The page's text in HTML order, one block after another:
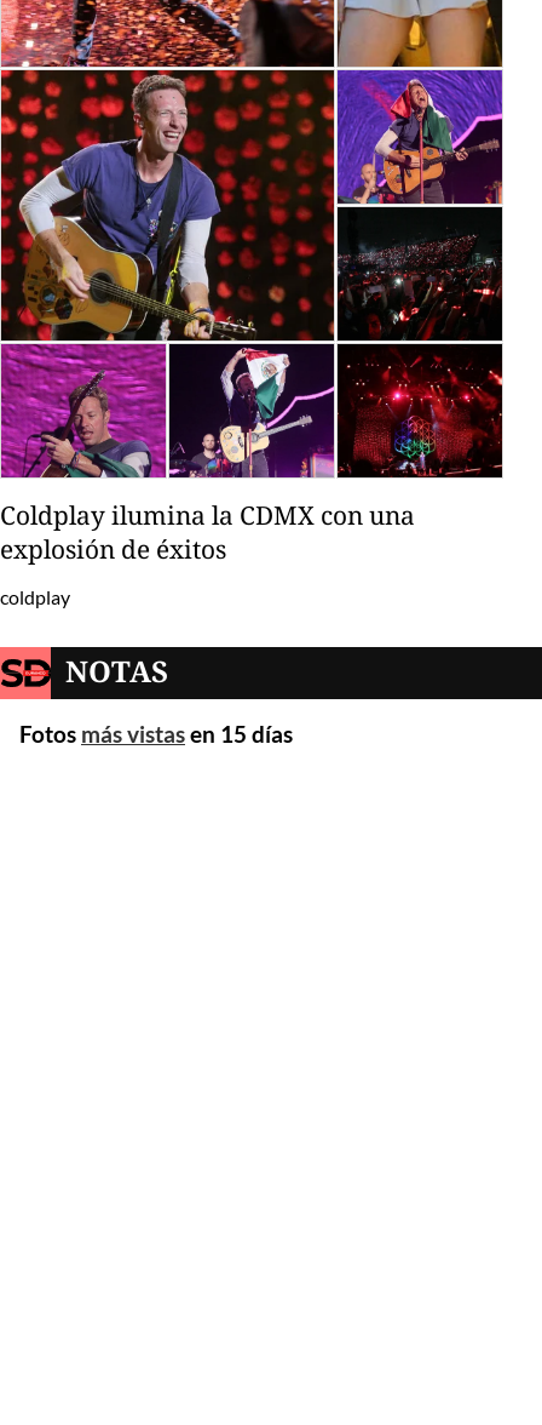
Coldplay ilumina la CDMX con una
explosión de éxitos
coldplay
NOTAS
Fotos más vistasen 15 días